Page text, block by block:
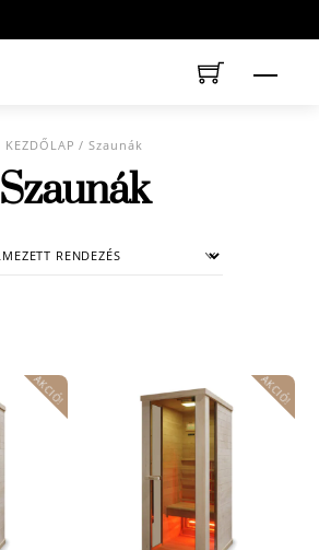
Menu
KEZDŐLAP / Szaunák
Szaunák
AKCIÓ! AKCIÓ!